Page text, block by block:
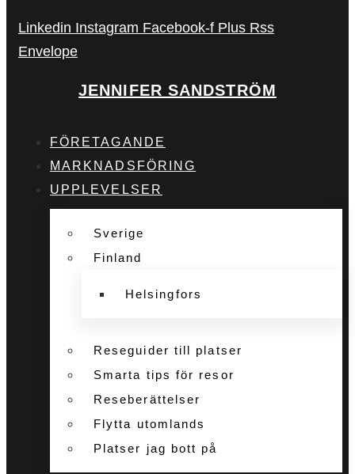
Linkedin Instagram Facebook-f Plus Rss
Envelope
JENNIFER SANDSTRÖM
FÖRETAGANDE
MARKNADSFÖRING
UPPLEVELSER
Sverige
Finland
Helsingfors
Reseguider till platser
Smarta tips för resor
Reseberättelser
Flytta utomlands
Platser jag bott på